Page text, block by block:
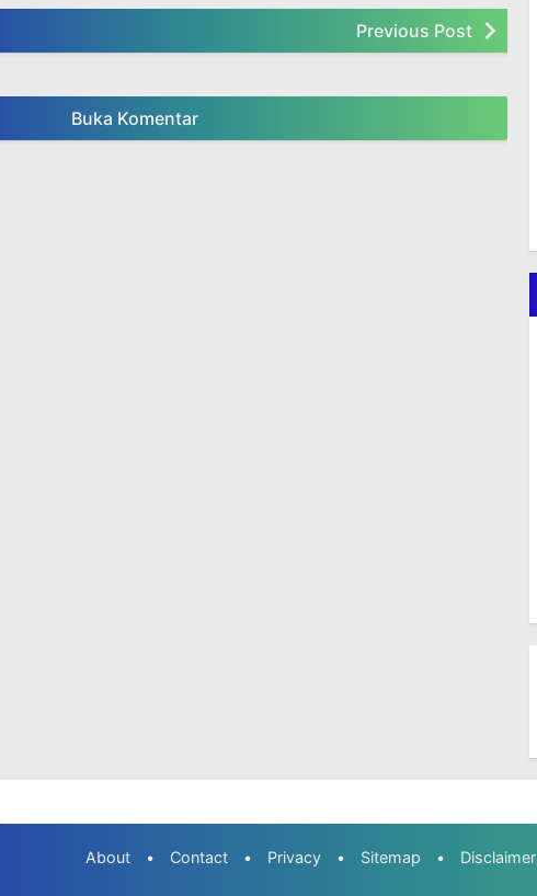
Photo Viewer Windows 10
Administrator Selalu
Previous Post
About • Contact • Privacy • Sitemap • Disclaimer